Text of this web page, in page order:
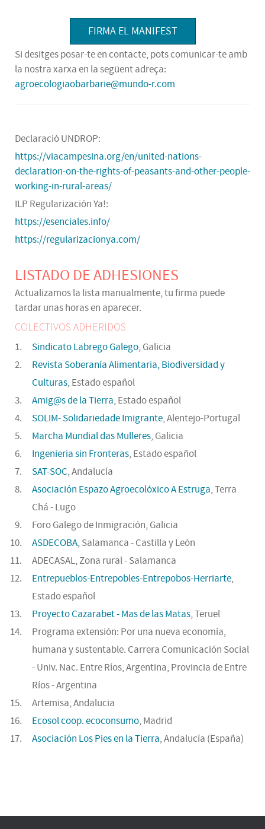
FIRMA EL MANIFEST
Si desitges posar-te en contacte, pots comunicar-te amb
la nostra xarxa en la següent adreça:
agroecologiaobarbarie@mundo-r.com
Declaració UNDROP:
https://viacampesina.org/en/united-nations-
declaration-on-the-rights-of-peasants-and-other-people-
working-in-rural-areas/
ILP Regularización Ya!:
https://esenciales.info/
https://regularizacionya.com/
LISTADO DE ADHESIONES
Actualizamos la lista manualmente, tu firma puede
tardar unas horas en aparecer.
COLECTIVOS ADHERIDOS
Sindicato Labrego Galego, Galicia
Revista Soberanía Alimentaria, Biodiversidad y
Culturas, Estado español
Amig@s de la Tierra, Estado español
SOLIM- Solidariedade Imigrante, Alentejo-Portugal
Marcha Mundial das Mulleres, Galicia
Ingenieria sin Fronteras, Estado español
SAT-SOC, Andalucía
Asociación Espazo Agroecolóxico A Estruga, Terra
Chá - Lugo
Foro Galego de Inmigración, Galicia
ASDECOBA, Salamanca - Castilla y León
ADECASAL, Zona rural - Salamanca
Entrepueblos-Entrepobles-Entrepobos-Herriarte,
Estado español
Proyecto Cazarabet - Mas de las Matas, Teruel
Programa extensión: Por una nueva economía,
humana y sustentable. Carrera Comunicación Social
- Univ. Nac. Entre Ríos, Argentina, Provincia de Entre
Ríos - Argentina
Artemisa, Andalucia
Ecosol coop. ecoconsumo, Madrid
Asociación Los Pies en la Tierra, Andalucía (España)